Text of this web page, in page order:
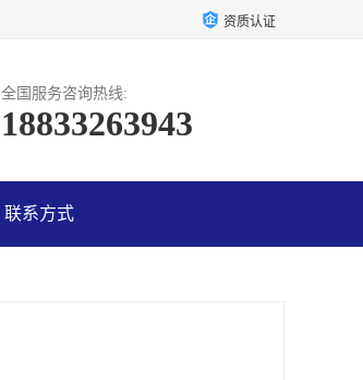
资质认证
全国服务咨询热线:
18833263943
联系方式